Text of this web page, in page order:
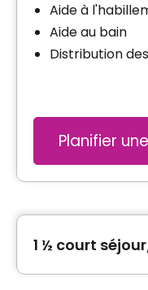
Aide à
Aide au bain
Distribution
Planifier
1 ½ court